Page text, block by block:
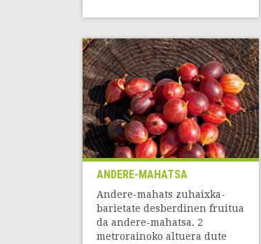
ANDERE-MAHATSA
Andere-mahats zuhaixka-
barietate desberdinen fruitua
da andere-mahatsa. 2
metrorainoko altuera dute